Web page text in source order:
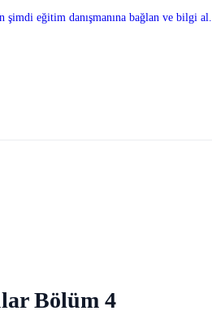
eğitim danışmanına bağlan ve bilgi al.
Bölüm 4